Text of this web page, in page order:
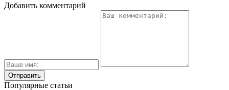
Добавить комментарий
Популярные статьи